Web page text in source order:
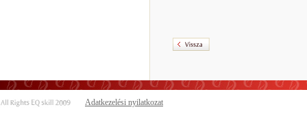
Adatkezelési nyilatkozat